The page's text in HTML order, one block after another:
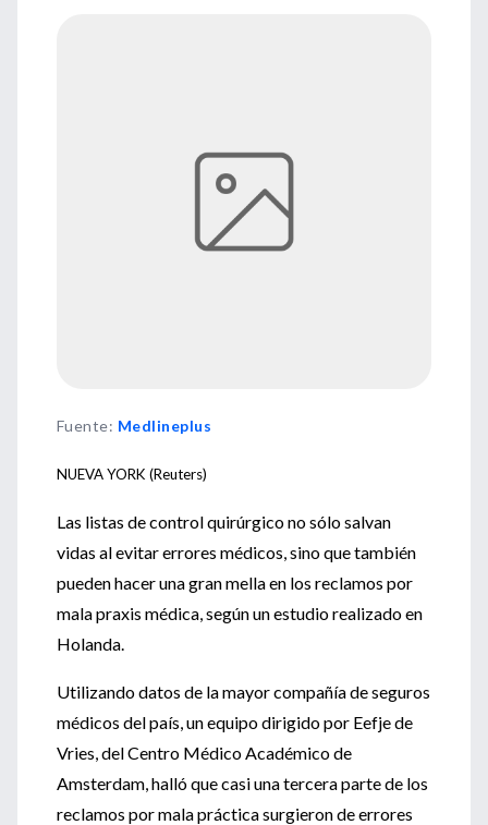
Fuente: Medlineplus
NUEVA YORK (Reuters)
Las listas de control quirúrgico no sólo salvan
vidas al evitar errores médicos, sino que también
pueden hacer una gran mella en los reclamos por
mala praxis médica, según un estudio realizado en
Holanda.
Utilizando datos de la mayor compañía de seguros
médicos del país, un equipo dirigido por Eefje de
Vries, del Centro Médico Académico de
Amsterdam, halló que casi una tercera parte de los
reclamos por mala práctica surgieron de errores